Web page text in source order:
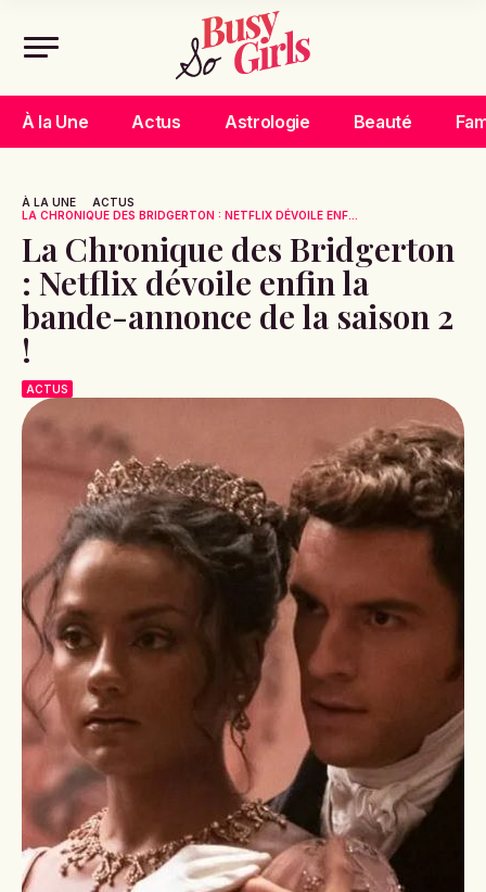
À la Une Actus Astrologie Beauté
À LA UNE
ACTUS
LA CHRONIQUE DES BRIDGERTON : NETFLIX DÉVOILE ENF...
La Chronique des Bridgerton
: Netflix dévoile enfin la
bande-annonce de la saison 2
!
ACTUS